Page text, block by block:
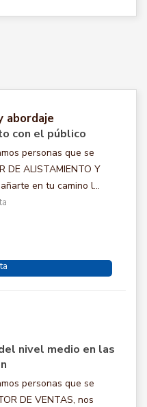
abordaje
con el público
personas que se
DE ALISTAMIENTO Y
en tu camino l...
nivel medio en las
personas que se
DE VENTAS, nos